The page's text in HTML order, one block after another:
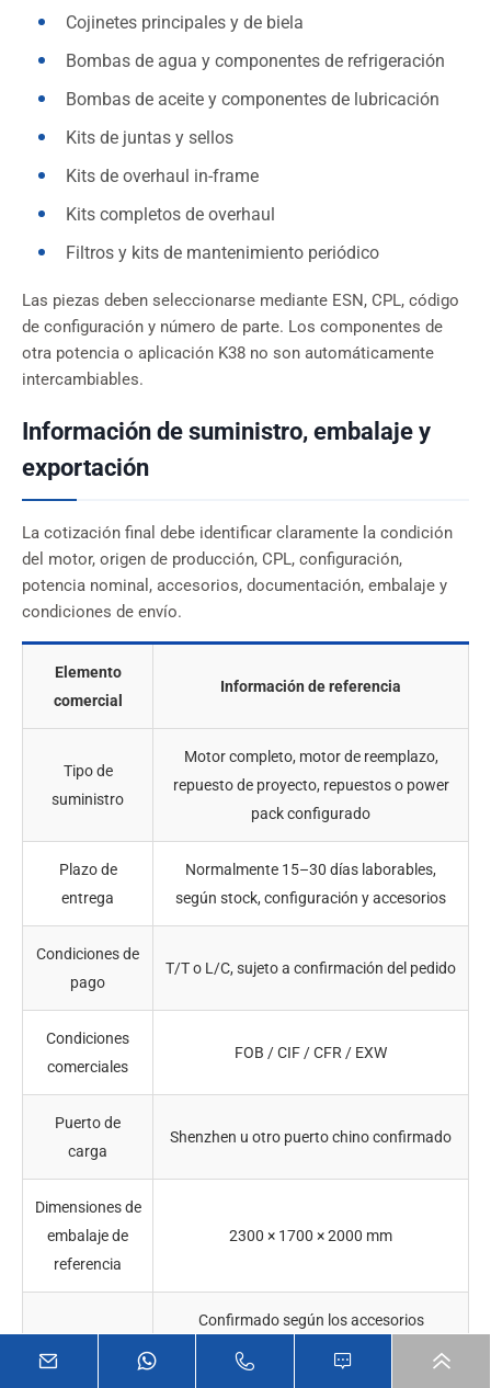
Cojinetes principales y de biela
Bombas de agua y componentes de refrigeración
Bombas de aceite y componentes de lubricación
Kits de juntas y sellos
Kits de overhaul in-frame
Kits completos de overhaul
Filtros y kits de mantenimiento periódico
Las piezas deben seleccionarse mediante ESN, CPL, código
de configuración y número de parte. Los componentes de
otra potencia o aplicación K38 no son automáticamente
intercambiables.
Información de suministro, embalaje y
exportación
La cotización final debe identificar claramente la condición
del motor, origen de producción, CPL, configuración,
potencia nominal, accesorios, documentación, embalaje y
condiciones de envío.
Elemento
comercial
Información de referencia
Tipo de
suministro
Motor completo, motor de reemplazo,
repuesto de proyecto, repuestos o power
pack configurado
Plazo de
entrega
Normalmente 15–30 días laborables,
según stock, configuración y accesorios
Condiciones de
pago
T/T o L/C, sujeto a confirmación del pedido
Condiciones
comerciales
FOB / CIF / CFR / EXW
Puerto de
carga
Shenzhen u otro puerto chino confirmado
Dimensiones de
embalaje de
referencia
2300 × 1700 × 2000 mm
Confirmado según los accesorios
suministrados y la lista de empaque